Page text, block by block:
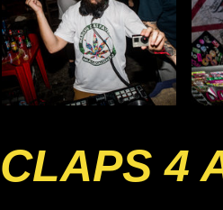
CLAPS 4